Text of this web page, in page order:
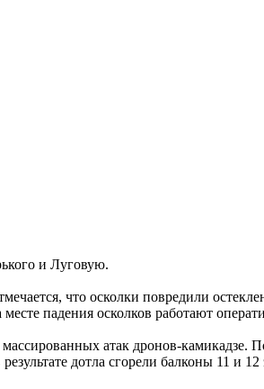
и Луговую.
что осколки повредили
падения осколков работают
атак дронов-камикадзе.
дотла сгорели балконы 11 и